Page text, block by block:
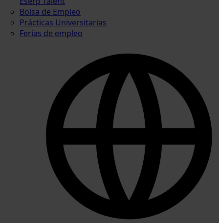
Bolsa de Empleo
Prácticas Universitarias
Ferias de empleo